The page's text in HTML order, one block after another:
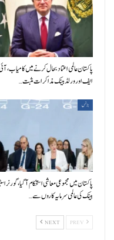
پاکستان عالمی اعتماد بحال کرنے میں کامیاب،
ایف اور ورلڈ بینک مذاکرات مثبت…
بزنس
پاکستان میں مجموعی معاشی استحکام آگیا، گورنر
بینک کی عالمی سرمایہ کاروں سے…
NEXT